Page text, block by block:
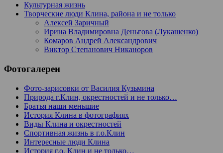
Культурная жизнь
Творческие люди Клина, района и не только
Алексей Заричный
Ирина Владимировна Деньгова (Лукашенко)
Комаров Андрей Александрович
Виктор Степанович Никаноров
Фотогалереи
Фото-зарисовки от Василия Кузьмина
Природа г.Клин, окрестностей и не только…
Братья наши меньшие
История Клина в фотографиях
Виды Клина и окрестностей
Спортивная жизнь в г.о.Клин
Интересные люди Клина
История г.о. Клин и не только…